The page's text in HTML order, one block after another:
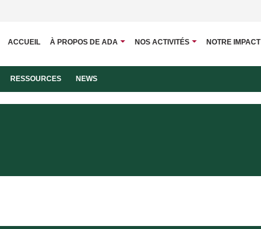
ACCUEIL À PROPOS DE ADA NOS ACTIVITÉS NOTRE IMPACT
RESSOURCES NEWS